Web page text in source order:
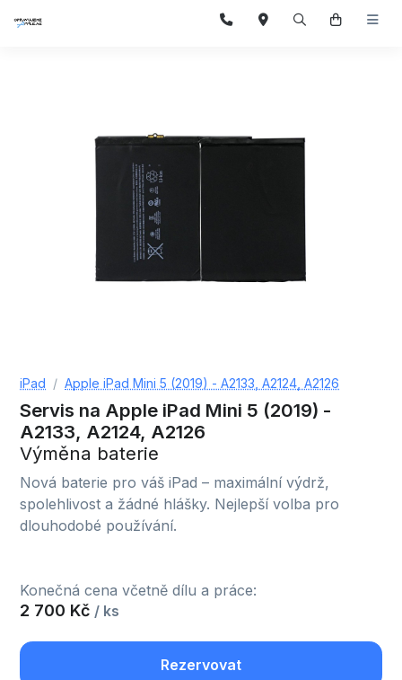
iPad Apple iPad Mini 5 (2019) - A2133, A2124, A2126
Servis na Apple iPad Mini 5 (2019) -
A2133, A2124, A2126
Výměna baterie
Nová baterie pro váš iPad – maximální výdrž,
spolehlivost a žádné hlášky. Nejlepší volba pro
dlouhodobé používání.
Konečná cena včetně dílu a práce:
2 700 Kč / ks
Rezervovat